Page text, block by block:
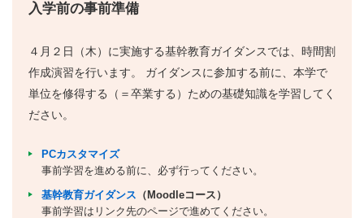
入学前の事前準備
４月２日（木）に実施する基幹教育ガイダンスでは、時間割
作成演習を行います。 ガイダンスに参加する前に、本学で
単位を修得する（＝卒業する）ための基礎知識を学習してく
ださい。
PCカスタマイズ
事前学習を進める前に、必ず行ってください。
基幹教育ガイダンス （Moodleコース）
事前学習はリンク先のページで進めてください。